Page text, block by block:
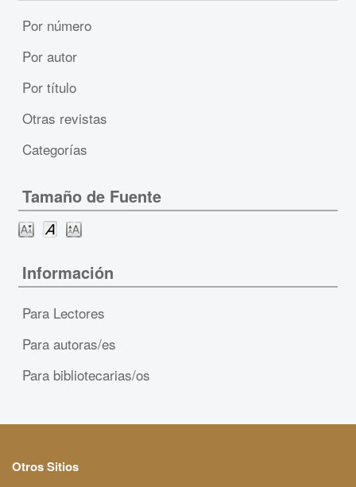
Por número
Por autor
Por título
Otras revistas
Categorías
Tamaño de Fuente
Información
Para Lectores
Para autoras/es
Para bibliotecarias/os
Otros Sitios